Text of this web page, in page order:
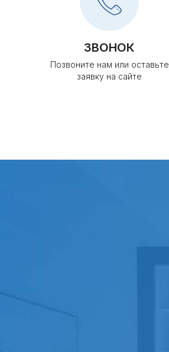
ЗВОНОК
Позвоните нам или оставьте
заявку на сайте